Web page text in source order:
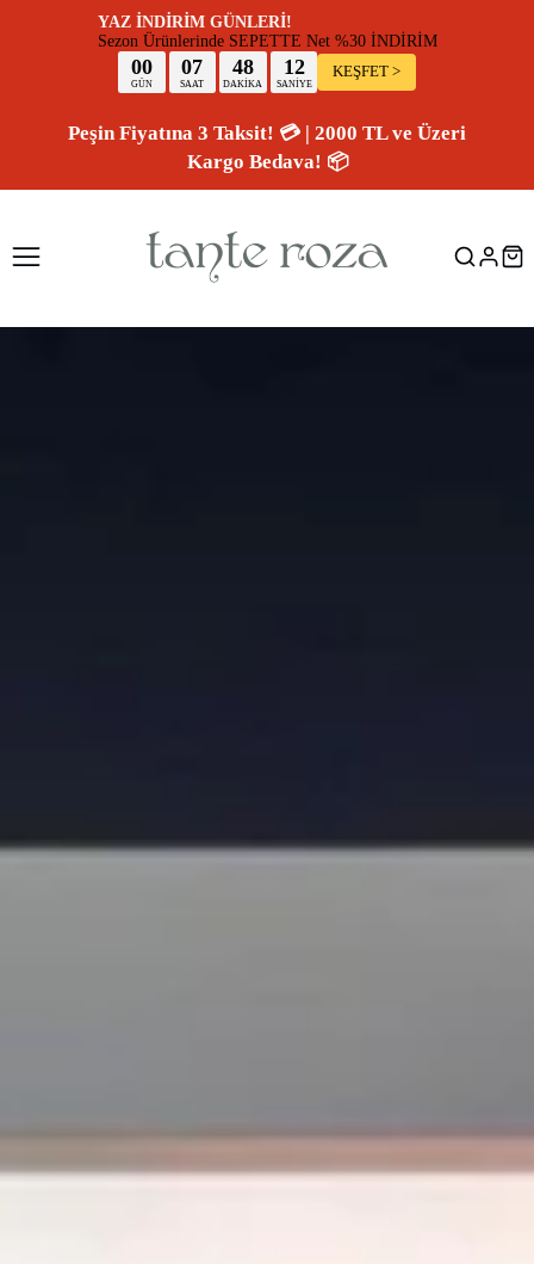
YAZ İNDİRİM GÜNLERİ!
Sezon Ürünlerinde SEPETTE Net %30
00 07 48 11 KEŞFET >
Peşin Fiyatına 3 Taksit! 💳 | 2000 TL ve Üzeri
Kargo Bedava! 📦